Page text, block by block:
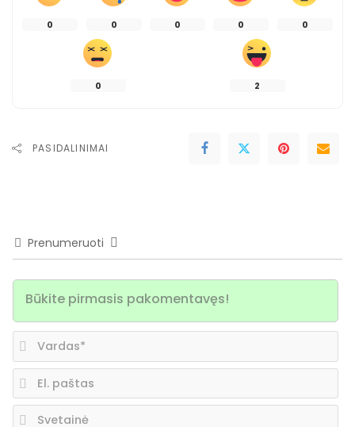
0 0 0 0 0
0 2
PASIDALINIMAI
Prenumeruoti